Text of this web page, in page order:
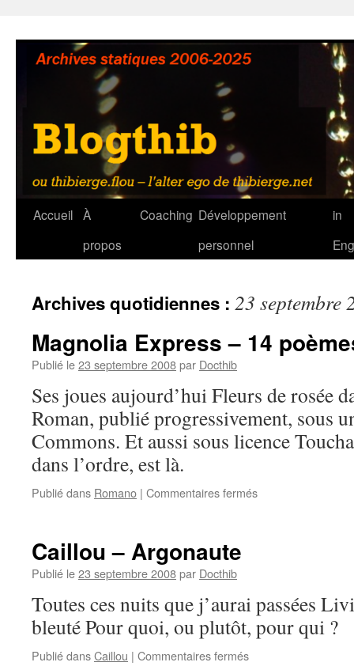
contenu
Accueil À
propos
Coaching Développement
personnel
in
Archives quotidiennes : 23 septembre
Magnolia Express – 14
Publié le23 septembre 2008par Docthib
Ses joues aujourd’hui Fleurs de rosée
Roman, publié progressivement, sous
Commons. Et aussi sous licence
dans l’ordre, est là.
Publié dans Romano | Commentaires ferméssur
Aline
–
VII
Caillou – Argonaute
Publié le23 septembre 2008par Docthib
Toutes ces nuits que j’aurai passées
bleuté Pour quoi, ou plutôt, pour qui ?
Publié dansCaillou | Commentaires ferméssur